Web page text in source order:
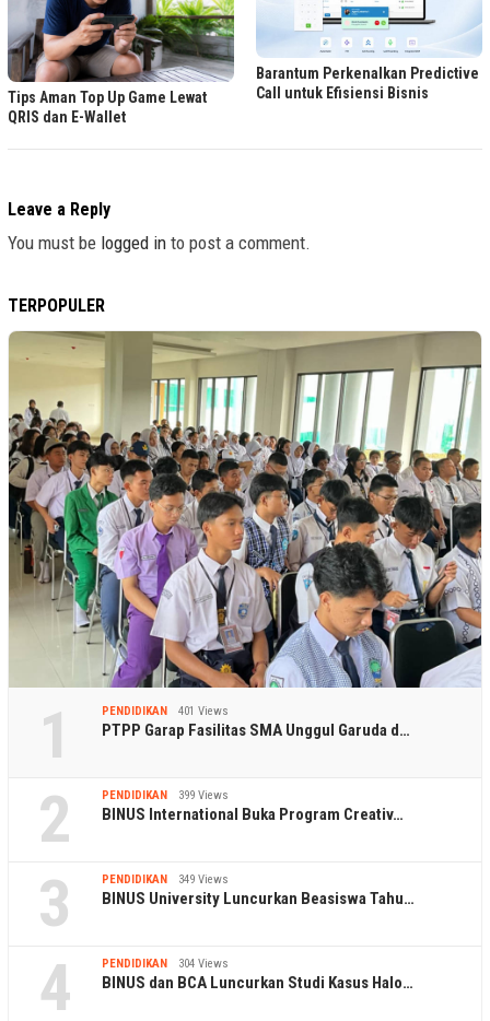
Tips Aman Top Up Game Lewat
QRIS dan E-Wallet
Barantum Perkenalkan Predictive
Call untuk Efisiensi Bisnis
Leave a Reply
You must be logged in to post a comment.
TERPOPULER
1 PENDIDIKAN 401 Views
PTPP Garap Fasilitas SMA Unggul Garuda d…
2 PENDIDIKAN 399 Views
BINUS International Buka Program Creativ…
3 PENDIDIKAN 349 Views
BINUS University Luncurkan Beasiswa Tahu…
4 PENDIDIKAN 304 Views
BINUS dan BCA Luncurkan Studi Kasus Halo…